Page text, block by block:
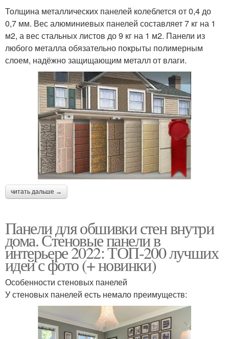
Толщина металлических панелей колеблется от 0,4 до
0,7 мм. Вес алюминиевых панелей составляет 7 кг на 1
м2, а вес стальных листов до 9 кг на 1 м2. Панели из
любого металла обязательно покрыты полимерным
слоем, надёжно защищающим металл от влаги.
читать дальше →
Панели для обшивки стен внутри
дома. Стеновые панели в
интерьере 2022: ТОП-200 лучших
идей с фото (+ новинки)
Особенности стеновых панелей
У стеновых панелей есть немало преимуществ: